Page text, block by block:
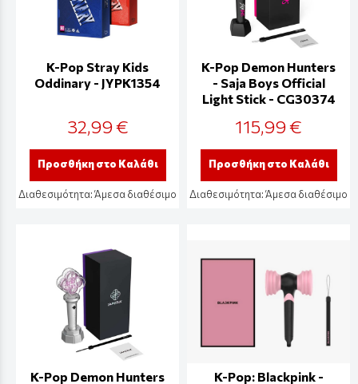
K-Pop Stray Kids
Oddinary - JYPK1354
32,99 €
Προσθήκη στο Καλάθι
Διαθεσιμότητα:Άμεσα διαθέσιμο
K-Pop Demon Hunters
- Saja Boys Official
Light Stick - CG30374
115,99 €
Προσθήκη στο Καλάθι
Διαθεσιμότητα:Άμεσα διαθέσιμο
K-Pop Demon Hunters
K-Pop: Blackpink -